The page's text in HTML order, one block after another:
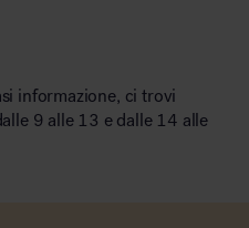
informazione, ci trovi
9 alle 13 e dalle 14 alle